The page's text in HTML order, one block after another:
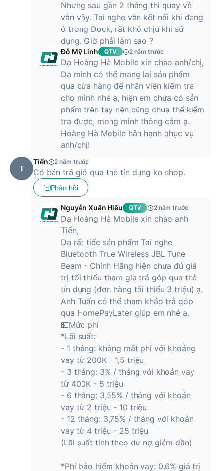
Nhưng sau gần 2 tháng thì quay về
vẫn vậy. Tai nghe vẫn kết nối khi đang
ở trong Dock, rất khó chịu khi sử
dụng. Giờ phải làm sao ?
Đỗ Mỹ Linh QTV 2 năm trước
Dạ Hoàng Hà Mobile xin chào anh/chị,
Dạ mình có thể mang lại sản phẩm
qua cửa hàng để nhân viên kiểm tra
cho mình nhé ạ, hiện em chưa có sản
phẩm trên tay nên cũng chưa thể kiểm
tra được, mong mình thông cảm ạ.
Hoàng Hà Mobile hân hạnh phục vụ
anh/chị!
T
Tiến 2 năm trước
Có bán trả gió qua thẻ tín dụng ko shop.
Phản hồi
Nguyễn Xuân Hiếu QTV 2 năm trước
Dạ Hoàng Hà Mobile xin chào anh
Tiến,
Dạ rất tiếc sản phẩm Tai nghe
Bluetooth True Wireless JBL Tune
Beam - Chính Hãng hiện chưa đủ giá
trị tối thiểu tham gia trả góp qua thẻ
tín dụng (đơn hàng tối thiểu 3 triệu) ạ.
Anh Tuấn có thể tham khảo trả góp
qua HomePayLater giúp em nhé ạ.
💵Mức phí
*Lãi suất:
- 1 tháng: không mất phí với khoảng
vay từ 200K - 1,5 triệu
- 3 tháng: 3% / tháng với khoản vay
từ 400K - 5 triệu
- 6 tháng: 3,55% / tháng với khoản
vay từ 2 triệu - 10 triệu
- 12 tháng: 3,75% / tháng với khoản
vay từ 4 triệu - 25 triệu
(Lãi suất tính theo dư nợ giảm dần)
*Phí bảo hiểm khoản vay: 0.6% giá trị